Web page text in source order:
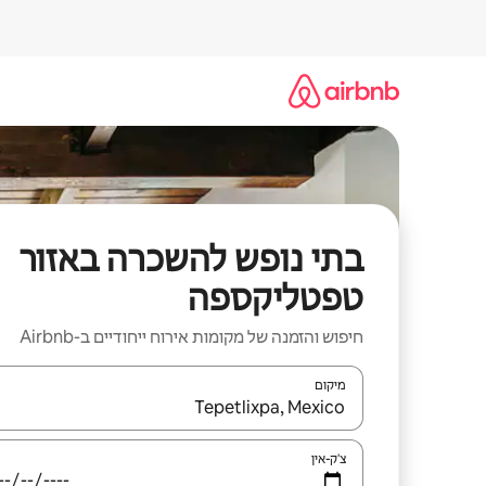
בתי נופש להשכרה באזור
טפטליקספה
חיפוש והזמנה של מקומות אירוח ייחודיים ב-Airbnb
מיקום
כאשר התוצאות יהיו זמינות, יש לנווט עם מקשי
צ'ק-אין